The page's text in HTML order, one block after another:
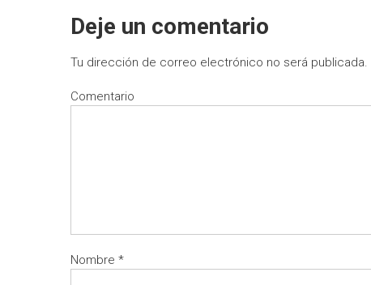
Deje un comentario
Tu dirección de correo electrónico no será publicada.
Comentario
Nombre *